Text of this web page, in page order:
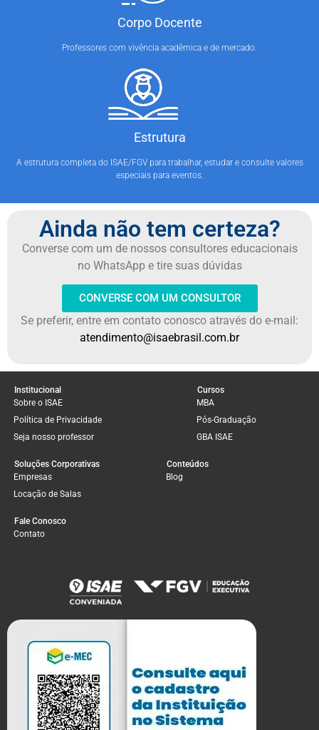
Corpo Docente
Professores com vivência acadêmica e de mercado.
Estrutura
A estrutura completa do ISAE/FGV para trabalhar, estudar e consulte valores
especiais para eventos.
Ainda não tem certeza?
Converse com um de nossos consultores educacionais
no WhatsApp e tire suas dúvidas
CONVERSE COM UM CONSULTOR
Se preferir, entre em contato conosco através do e-mail:
atendimento@isaebrasil.com.br
Institucional
Sobre o ISAE
Política de Privacidade
Seja nosso professor
Cursos
MBA
Pós-Graduação
GBA ISAE
Soluções Corporativas
Empresas
Locação de Salas
Conteúdos
Blog
Fale Conosco
Contato